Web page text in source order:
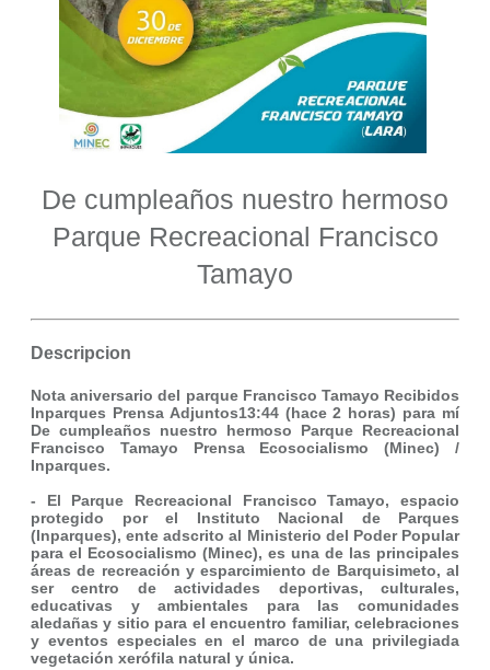
De cumpleaños nuestro hermoso
Parque Recreacional Francisco
Tamayo
Descripcion
Nota aniversario del parque Francisco Tamayo Recibidos
Inparques Prensa Adjuntos13:44 (hace 2 horas) para mí
De cumpleaños nuestro hermoso Parque Recreacional
Francisco Tamayo Prensa Ecosocialismo (Minec) /
Inparques.
- El Parque Recreacional Francisco Tamayo, espacio
protegido por el Instituto Nacional de Parques
(Inparques), ente adscrito al Ministerio del Poder Popular
para el Ecosocialismo (Minec), es una de las principales
áreas de recreación y esparcimiento de Barquisimeto, al
ser centro de actividades deportivas, culturales,
educativas y ambientales para las comunidades
aledañas y sitio para el encuentro familiar, celebraciones
y eventos especiales en el marco de una privilegiada
vegetación xerófila natural y única.